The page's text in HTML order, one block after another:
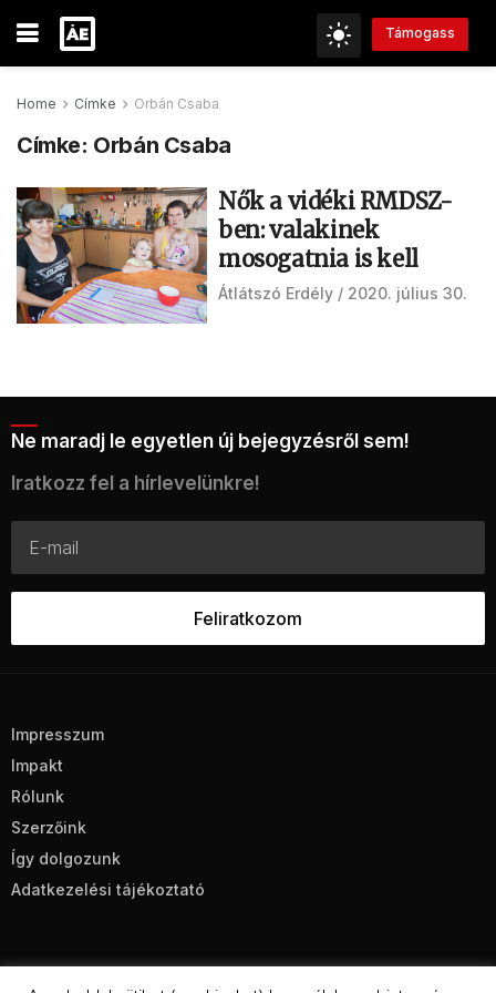
Támogass
Home Címke Orbán Csaba
Címke: Orbán Csaba
Nők a vidéki RMDSZ-
ben: valakinek
mosogatnia is kell
Átlátszó Erdély 2020. július 30.
Ne maradj le egyetlen új bejegyzésről sem!
Iratkozz fel a hírlevelünkre!
Impresszum
Impakt
Rólunk
Szerzőink
Így dolgozunk
Adatkezelési tájékoztató